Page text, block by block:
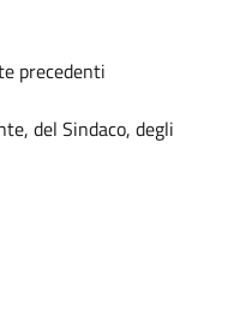
precedenti
del Sindaco, degli